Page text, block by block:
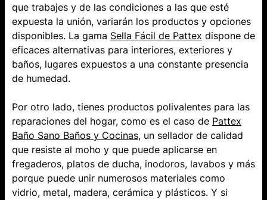
que trabajes y de las condiciones a las que esté
expuesta la unión, variarán los productos y opciones
disponibles. La gama Sella Fácil de Pattex dispone de
eficaces alternativas para interiores, exteriores y
baños, lugares expuestos a una constante presencia
de humedad.
​​Por otro lado, tienes productos polivalentes para las
reparaciones del hogar, como es el caso de Pattex
Baño Sano Baños y Cocinas​​​, un sellador de calidad
que resiste al moho y que puede aplicarse ​en
fregaderos, platos de ducha, inodoros, lavabos y más
porque puede unir numerosos materiales como
vidrio, metal, madera, cerámica y plásticos. Y si